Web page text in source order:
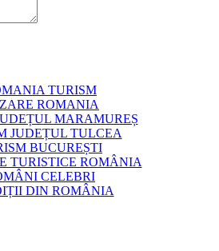
TURISM
ROMANIA
MARAMUREȘ
JUDEȚUL TULCEA
BUCUREȘTI
TURISTICE ROMÂNIA
CELEBRI
DIN ROMÂNIA